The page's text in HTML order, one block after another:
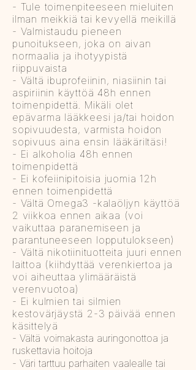
- Tule toimenpiteeseen mieluiten
ilman meikkiä tai kevyellä meikillä
- Valmistaudu pieneen
punoitukseen, joka on aivan
normaalia ja ihotyypistä
riippuvaista
- Vältä ibuprofeiinin, niasiinin tai
aspiriinin käyttöä 48h ennen
toimenpidettä. Mikäli olet
epävarma lääkkeesi ja/tai hoidon
sopivuudesta, varmista hoidon
sopivuus aina ensin lääkäriltäsi!
- Ei alkoholia 48h ennen
toimenpidettä
- Ei kofeiinipitoisia juomia 12h
ennen toimenpidettä
- Vältä Omega3 -kalaöljyn käyttöä
2 viikkoa ennen aikaa (voi
vaikuttaa paranemiseen ja
parantuneeseen lopputulokseen)
- Vältä nikotiinituotteita juuri ennen
laittoa (kiihdyttää verenkiertoa ja
voi aiheuttaa ylimääräistä
verenvuotoa)
- Ei kulmien tai silmien
kestovärjäystä 2-3 päivää ennen
käsittelyä
- Vältä voimakasta auringonottoa ja
ruskettavia hoitoja
- Väri tarttuu parhaiten vaalealle tai